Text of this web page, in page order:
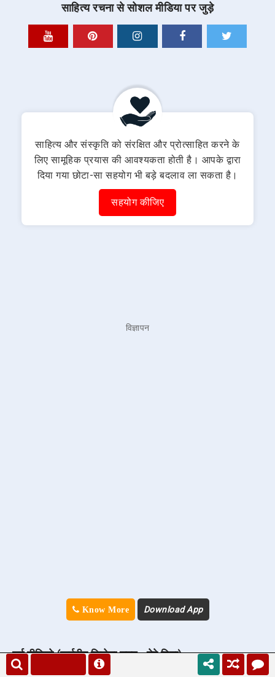
साहित्य रचना से सोशल मीडिया पर जुड़े
साहित्य और संस्कृति को संरक्षित और प्रोत्साहित करने के
लिए सामूहिक प्रयास की आवश्यकता होती है। आपके द्वारा
दिया गया छोटा-सा सहयोग भी बड़े बदलाव ला सकता है।
सहयोग कीजिए
विज्ञापन
Know More Download App
नई वीडियो (कर्मवीर सिरोवा नज़्म - तेरे बिना)